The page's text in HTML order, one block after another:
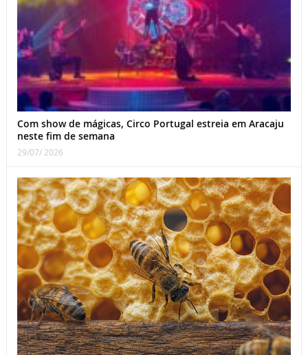
Com show de mágicas, Circo Portugal estreia em Aracaju
neste fim de semana
29/07/ 2026